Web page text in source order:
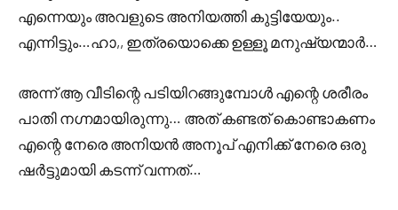
എന്നെയും അവളുടെ അനിയത്തി കുട്ടിയേയും..
എന്നിട്ടും…ഹാ,, ഇത്രയൊക്കെ ഉള്ളൂ മനുഷ്യന്മാർ…
അന്ന് ആ വീടിന്റെ പടിയിറങ്ങുമ്പോൾ എന്റെ ശരീരം
പാതി നഗ്നമായിരുന്നു… അത് കണ്ടത് കൊണ്ടാകണം
എന്റെ നേരെ അനിയൻ അനൂപ് എനിക്ക് നേരെ ഒരു
ഷർട്ടുമായി കടന്ന് വന്നത്…